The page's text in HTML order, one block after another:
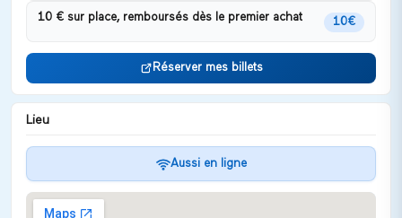
10 € sur place, remboursés dès le premier achat 10€
Réserver mes billets
Lieu
Aussi en ligne